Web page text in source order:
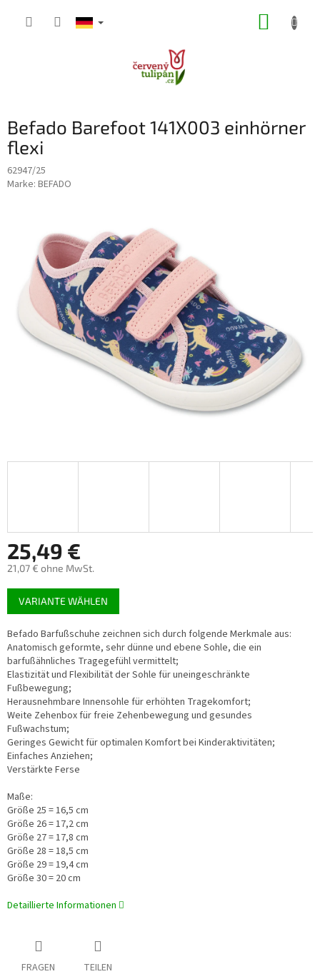
Befado Barefoot 141X003 einhörner
flexi
62947/25
Marke: BEFADO
25,49 €
21,07 € ohne MwSt.
Verkaufspreis:
VARIANTE WÄHLEN
Befado Barfußschuhe zeichnen sich durch folgende Merkmale aus:
Anatomisch geformte, sehr dünne und ebene Sohle, die ein
barfußähnliches Tragegefühl vermittelt;
Elastizität und Flexibilität der Sohle für uneingeschränkte
Fußbewegung;
Herausnehmbare Innensohle für erhöhten Tragekomfort;
Weite Zehenbox für freie Zehenbewegung und gesundes
Fußwachstum;
Geringes Gewicht für optimalen Komfort bei Kinderaktivitäten;
Einfaches Anziehen;
Verstärkte Ferse
Maße:
Größe 25 = 16,5 cm
Größe 26 = 17,2 cm
Größe 27 = 17,8 cm
Größe 28 = 18,5 cm
Größe 29 = 19,4 cm
Größe 30 = 20 cm
Detaillierte Informationen
FRAGEN TEILEN